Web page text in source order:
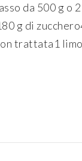
da 500 g
g di
trattata1